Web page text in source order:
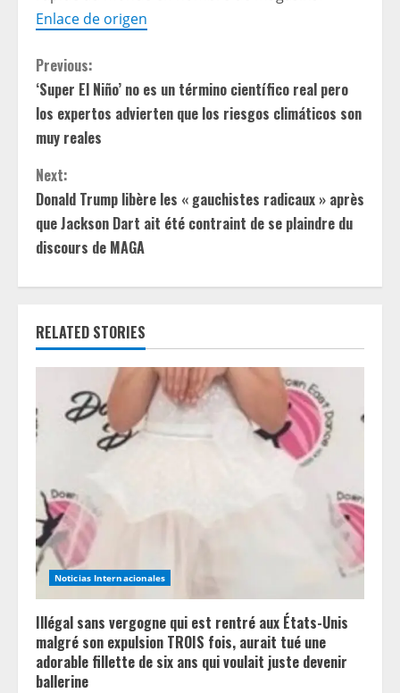
Enlace de origen
C
o
n
t
i
n
u
e
R
e
a
d
i
n
g
Previous:
‘Super El Niño’ no es un término científico real pero
los expertos advierten que los riesgos climáticos son
muy reales
Next:
Donald Trump libère les « gauchistes radicaux » après
que Jackson Dart ait été contraint de se plaindre du
discours de MAGA
RELATED STORIES
Noticias Internacionales
Illégal sans vergogne qui est rentré aux États-Unis
malgré son expulsion TROIS fois, aurait tué une
adorable fillette de six ans qui voulait juste devenir
ballerine